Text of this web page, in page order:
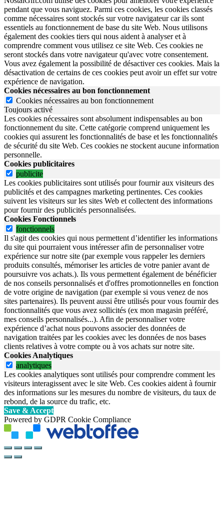
pendant que vous naviguez. Parmi ces cookies, les cookies classés
comme nécessaires sont stockés sur votre navigateur car ils sont
essentiels au fonctionnement de base du site Web. Nous utilisons
également des cookies tiers qui nous aident à analyser et à
comprendre comment vous utilisez ce site Web. Ces cookies ne
seront stockés dans votre navigateur qu'avec votre consentement.
Vous avez également la possibilité de désactiver ces cookies. Mais la
désactivation de certains de ces cookies peut avoir un effet sur votre
expérience de navigation.
Cookies nécessaires au bon fonctionnement
Cookies nécessaires au bon fonctionnement
Toujours activé
Les cookies nécessaires sont absolument indispensables au bon
fonctionnement du site. Cette catégorie comprend uniquement les
cookies qui assurent les fonctionnalités de base et les fonctionnalités
de sécurité du site Web. Ces cookies ne stockent aucune information
personnelle.
Cookies publicitaires
publicite
Les cookies publicitaires sont utilisés pour fournir aux visiteurs des
publicités et des campagnes marketing pertinentes. Ces cookies
suivent les visiteurs sur les sites Web et collectent des informations
pour fournir des publicités personnalisées.
Cookies Fonctionnels
fonctionnels
Il s'agit des cookies qui nous permettent d’identifier les informations
du site qui pourraient vous intéresser afin de personnaliser votre
expérience sur notre site (par exemple vous rappeler les derniers
produits consultés, mémoriser les articles de votre panier avant de
poursuivre vos achats.). Ils vous permettent également de bénéficier
de nos conseils personnalisés et d'offres promotionnelles en fonction
de votre origine de navigation (par exemple si vous venez de nos
sites partenaires). Ils peuvent aussi être utilisés pour vous fournir des
fonctionnalités que vous avez sollicités (ex mon magasin préféré,
mes conseils personnalisés...). Afin de personnaliser votre
expérience d’achat nous pouvons associer des données de
navigation traitées par les cookies avec les données de nos bases
clients relatives à votre compte ou à vos achats sur notre site.
Cookies Analytiques
analytiques
Les cookies analytiques sont utilisés pour comprendre comment les
visiteurs interagissent avec le site Web. Ces cookies aident à fournir
des informations sur les mesures du nombre de visiteurs, du taux de
rebond, de la source du trafic, etc.
Save & Accept
Powered by GDPR Cookie Compliance